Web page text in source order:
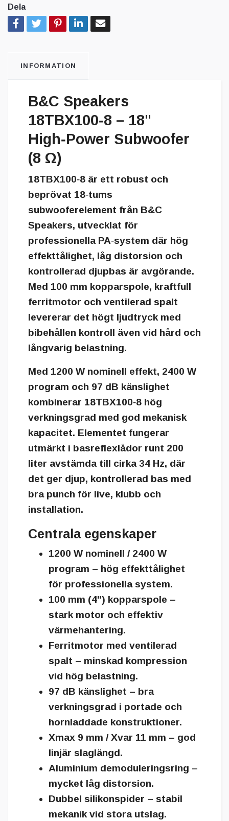
Dela
INFORMATION
B&C Speakers
18TBX100‑8 – 18"
High‑Power Subwoofer
(8 Ω)
18TBX100‑8 är ett robust och
beprövat 18‑tums
subwooferelement från B&C
Speakers, utvecklat för
professionella PA‑system där hög
effekttålighet, låg distorsion och
kontrollerad djupbas är avgörande.
Med 100 mm kopparspole, kraftfull
ferritmotor och ventilerad spalt
levererar det högt ljudtryck med
bibehållen kontroll även vid hård och
långvarig belastning.
Med 1200 W nominell effekt, 2400 W
program och 97 dB känslighet
kombinerar 18TBX100‑8 hög
verkningsgrad med god mekanisk
kapacitet. Elementet fungerar
utmärkt i basreflexlådor runt 200
liter avstämda till cirka 34 Hz, där
det ger djup, kontrollerad bas med
bra punch för live, klubb och
installation.
Centrala egenskaper
1200 W nominell / 2400 W
program – hög effekttålighet
för professionella system.
100 mm (4") kopparspole –
stark motor och effektiv
värmehantering.
Ferritmotor med ventilerad
spalt – minskad kompression
vid hög belastning.
97 dB känslighet – bra
verkningsgrad i portade och
hornladdade konstruktioner.
Xmax 9 mm / Xvar 11 mm – god
linjär slaglängd.
Aluminium demoduleringsring –
mycket låg distorsion.
Dubbel silikonspider – stabil
mekanik vid stora utslag.